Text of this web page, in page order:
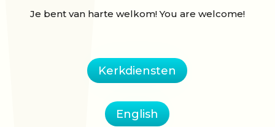
Je bent van harte welkom! You are welcome!
Kerkdiensten
English